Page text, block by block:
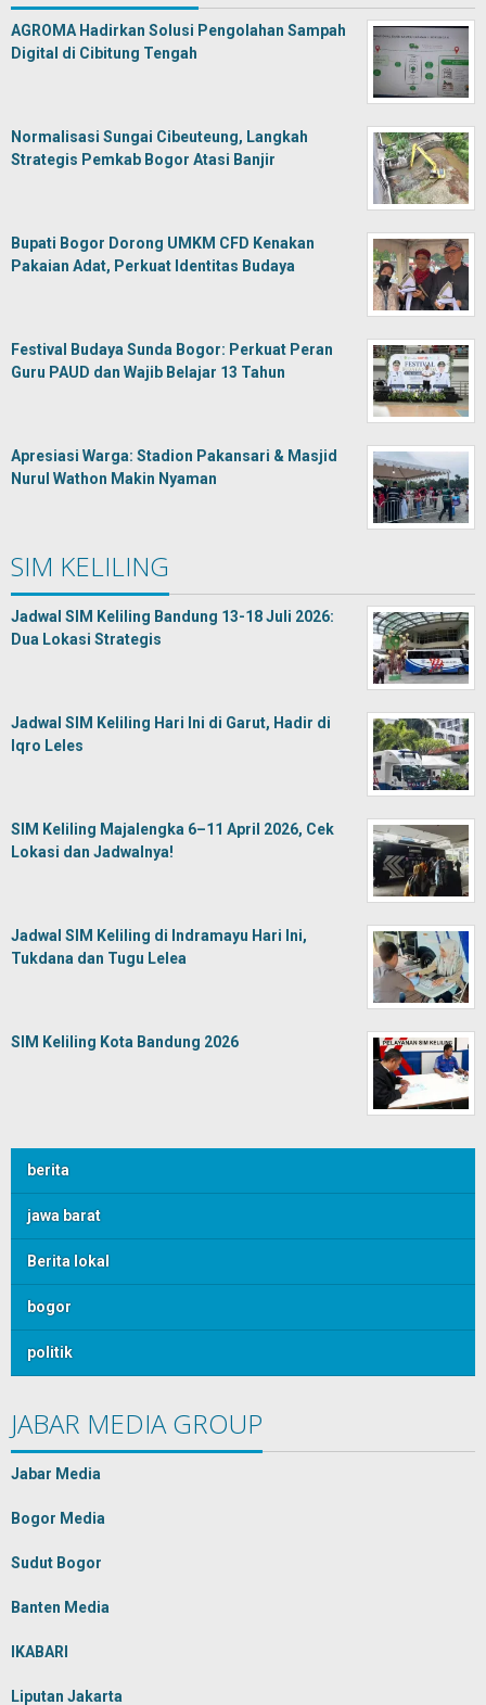
AGROMA Hadirkan Solusi Pengolahan Sampah
Digital di Cibitung Tengah
Normalisasi Sungai Cibeuteung, Langkah
Strategis Pemkab Bogor Atasi Banjir
Bupati Bogor Dorong UMKM CFD Kenakan
Pakaian Adat, Perkuat Identitas Budaya
Festival Budaya Sunda Bogor: Perkuat Peran
Guru PAUD dan Wajib Belajar 13 Tahun
Apresiasi Warga: Stadion Pakansari & Masjid
Nurul Wathon Makin Nyaman
SIM KELILING
Jadwal SIM Keliling Bandung 13-18 Juli 2026:
Dua Lokasi Strategis
Jadwal SIM Keliling Hari Ini di Garut, Hadir di
Iqro Leles
SIM Keliling Majalengka 6–11 April 2026, Cek
Lokasi dan Jadwalnya!
Jadwal SIM Keliling di Indramayu Hari Ini,
Tukdana dan Tugu Lelea
SIM Keliling Kota Bandung 2026
berita
jawa barat
Berita lokal
bogor
politik
JABAR MEDIA GROUP
Jabar Media
Bogor Media
Sudut Bogor
Banten Media
IKABARI
Liputan Jakarta